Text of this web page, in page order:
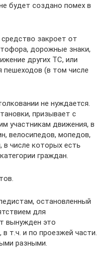
будет создано помех в
закроет от
дорожные знаки,
других ТС, или
пешеходов (в том числе
не нуждается.
призывает с
участникам движения, в
велосипедов, мопедов,
числе которых есть
граждан.
остановленный
для
вынужден это
т.ч. и по проезжей части.
разными.